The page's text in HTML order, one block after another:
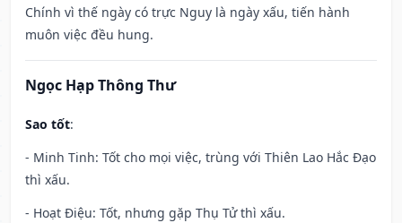
Chính vì thế ngày có trực Nguy là ngày xấu, tiến hành
muôn việc đều hung.
Ngọc Hạp Thông Thư
Sao tốt:
- Minh Tinh: Tốt cho mọi việc, trùng với Thiên Lao Hắc Đạo
thì xấu.
- Hoạt Điệu: Tốt, nhưng gặp Thụ Tử thì xấu.